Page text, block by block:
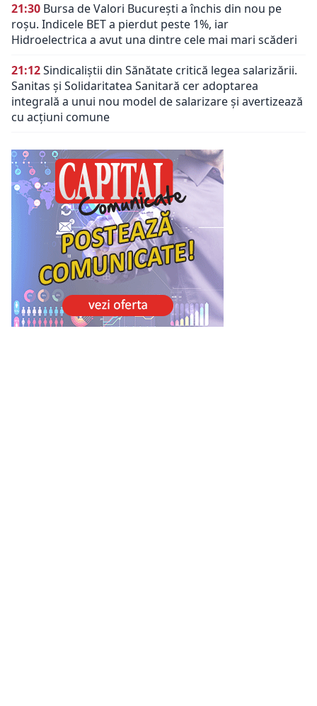
21:30 Bursa de Valori București a închis din nou pe
roșu. Indicele BET a pierdut peste 1%, iar
Hidroelectrica a avut una dintre cele mai mari scăderi
21:12Sindicaliștii din Sănătate critică legea salarizării.
Sanitas și Solidaritatea Sanitară cer adoptarea
integrală a unui nou model de salarizare și avertizează
cu acțiuni comune